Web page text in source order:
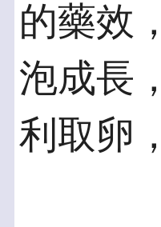
的藥效
泡成長
利取卵